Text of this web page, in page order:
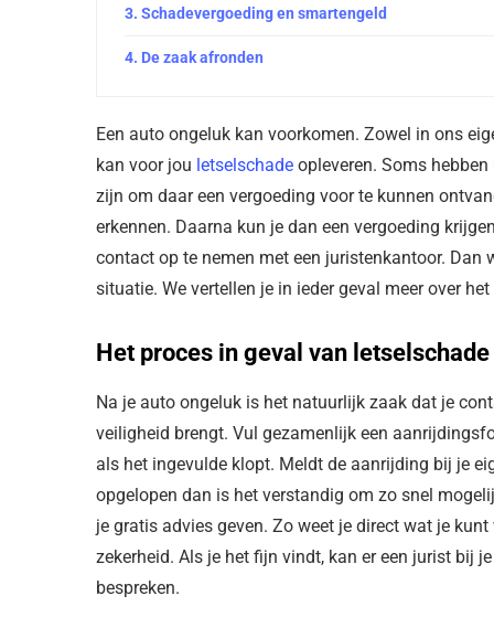
Schadevergoeding en smartengeld
De zaak afronden
Een auto ongeluk kan voorkomen. Zowel in ons
kan voor jou letselschade opleveren. Soms
zijn om daar een vergoeding voor te kunnen
erkennen. Daarna kun je dan een vergoeding
contact op te nemen met een juristenkantoor.
situatie. We vertellen je in ieder geval meer over
Het proces in geval van letselschade
Na je auto ongeluk is het natuurlijk zaak dat je
veiligheid brengt. Vul gezamenlijk een
als het ingevulde klopt. Meldt de aanrijding bij je
opgelopen dan is het verstandig om zo snel
je gratis advies geven. Zo weet je direct wat je
zekerheid. Als je het fijn vindt, kan er een jurist bij
bespreken.